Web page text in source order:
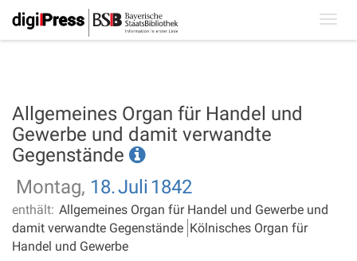
Allgemeines Organ für Handel und
Gewerbe und damit verwandte
Gegenstände
Montag, 18.Juli 1842
enthält: Allgemeines Organ für Handel und Gewerbe und
damit verwandte Gegenstände Kölnisches Organ für
Handel und Gewerbe